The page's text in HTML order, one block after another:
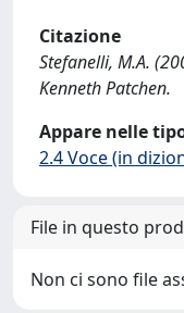
Citazione
Stefanelli, M.A.
Kenneth Patchen.
Appare nelle
2.4 Voce (in
File in questo
Non ci sono file